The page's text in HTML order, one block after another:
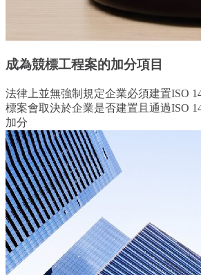
成為競標工程案的加分項目
法律上並無強制規定企業必須建置ISO
標案會取決於企業是否建置且通過ISO
加分